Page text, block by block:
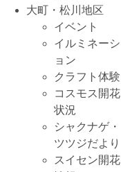
大町・松川地区
イベント
イルミネーシ
ョン
クラフト体験
コスモス開花
状況
シャクナゲ・
ツツジだより
スイセン開花